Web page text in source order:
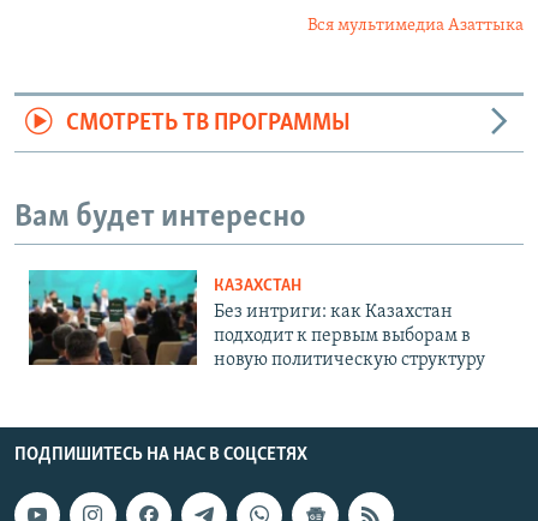
Вся мультимедиа Азаттыка
СМОТРЕТЬ ТВ ПРОГРАММЫ
Вам будет интересно
КАЗАХСТАН
Без интриги: как Казахстан
подходит к первым выборам в
новую политическую структуру
ПОДПИШИТЕСЬ НА НАС В СОЦСЕТЯХ